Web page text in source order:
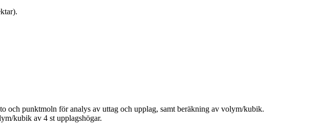
och punktmoln för analys av uttag och upplag, samt beräkning av volym/kubik.
kubik av 4 st upplagshögar.